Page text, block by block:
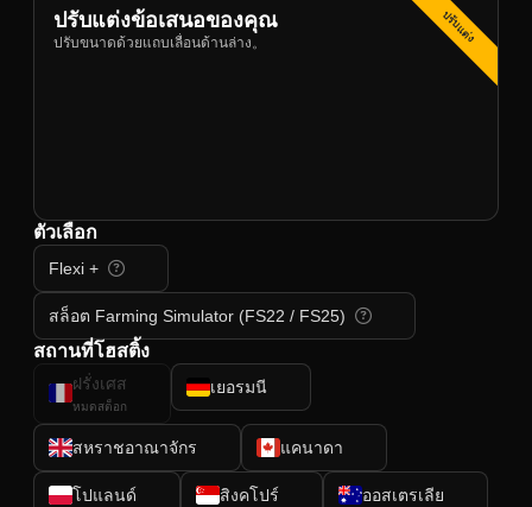
ปรับแต่ง
ปรับแต่งข้อเสนอของคุณ
ปรับขนาดด้วยแถบเลื่อนด้านล่าง。
ตัวเลือก
Flexi +
สล็อต Farming Simulator (FS22 / FS25)
สถานที่โฮสติ้ง
ฝรั่งเศส
หมดสต็อก
เยอรมนี
สหราชอาณาจักร แคนาดา
โปแลนด์ สิงคโปร์ ออสเตรเลีย